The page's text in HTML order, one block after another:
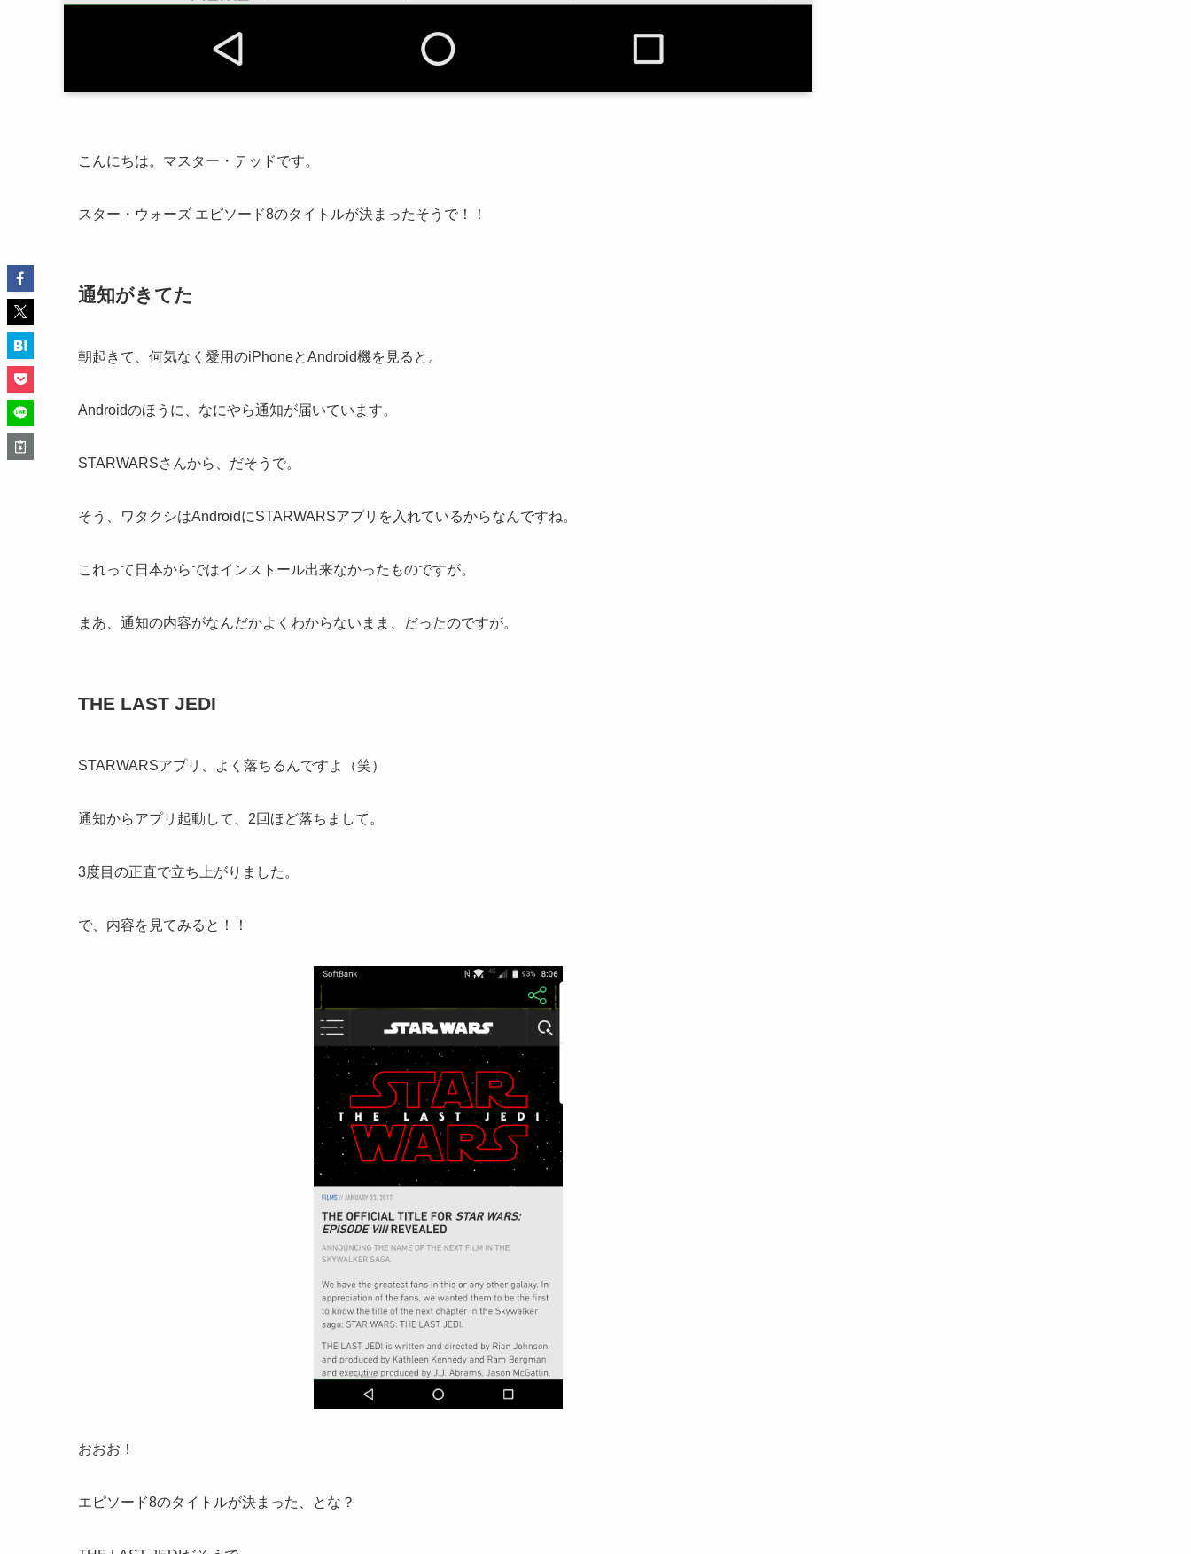
こんにちは。マスター・テッドです。
スター・ウォーズ エピソード8のタイトルが決まったそうで！！
通知がきてた
朝起きて、何気なく愛用のiPhoneとAndroid機を見ると。
Androidのほうに、なにやら通知が届いています。
STARWARSさんから、だそうで。
そう、ワタクシはAndroidにSTARWARSアプリを入れているからなんですね。
これって日本からではインストール出来なかったものですが。
まあ、通知の内容がなんだかよくわからないまま、だったのですが。
THE LAST JEDI
STARWARSアプリ、よく落ちるんですよ（笑）
通知からアプリ起動して、2回ほど落ちまして。
3度目の正直で立ち上がりました。
で、内容を見てみると！！
おおお！
エピソード8のタイトルが決まった、とな？